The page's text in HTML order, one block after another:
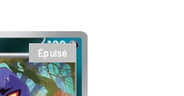
Épuisé